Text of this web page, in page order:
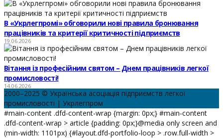
В «Укрлегпромі» обговорили нові правила бронювання
працівників та критерії критичності підприємств
19.06.2026
Вітання із професійним святом – Днем працівників легкої
промисловості!
14.06.2026
2000–2025 © Українська асоціація підприємств легкої
промисловості | Укрлегпром
#main-content .dfd-content-wrap {margin: 0px;} #main-content
.dfd-content-wrap > article {padding: 0px;}@media only screen and
(min-width: 1101px) {#layout.dfd-portfolio-loop > .row.full-width >